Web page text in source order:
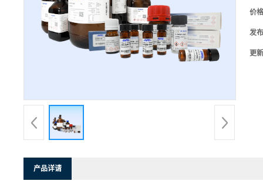
价
发
更
产品详请